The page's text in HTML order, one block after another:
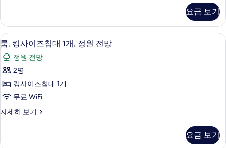
대
개,
정
원
전
망
사
사
이
즈
침
대
정
원
망
요금 보기
룸,
킹
사
이
즈
대
개,
룸, 킹사이즈침대 1개, 정원 전망 | 고
2
룸, 킹사이즈침대 1개, 정원 전망
정원 전망
2명
킹사이즈침대 1개
무료 WiFi
자세히 보기
룸,
요금 보기